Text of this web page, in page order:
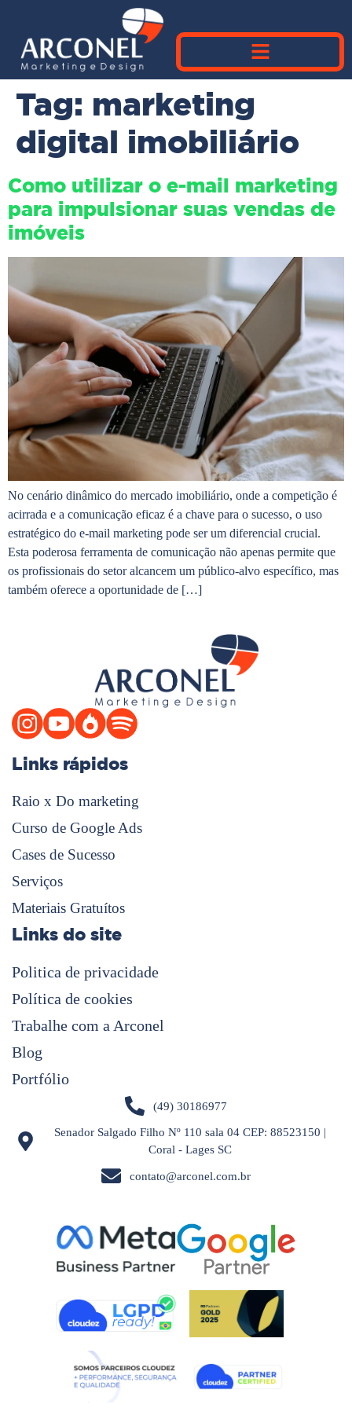
Tag: marketing
digital imobiliário
Como utilizar o e-mail marketing
para impulsionar suas vendas de
imóveis
No cenário dinâmico do mercado imobiliário, onde a competição é
acirrada e a comunicação eficaz é a chave para o sucesso, o uso
estratégico do e-mail marketing pode ser um diferencial crucial.
Esta poderosa ferramenta de comunicação não apenas permite que
os profissionais do setor alcancem um público-alvo específico, mas
também oferece a oportunidade de […]
Links rápidos
Raio x Do marketing
Curso de Google Ads
Cases de Sucesso
Serviços
Materiais Gratuítos
Links do site
Politica de privacidade
Política de cookies
Trabalhe com a Arconel
Blog
Portfólio
(49) 30186977
Senador Salgado Filho Nº 110 sala 04 CEP: 88523150 |
Coral - Lages SC
contato@arconel.com.br